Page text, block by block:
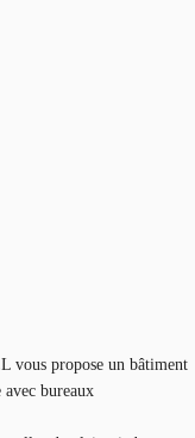
vous propose un bâtiment
bureaux